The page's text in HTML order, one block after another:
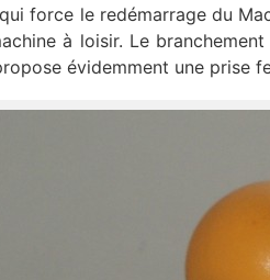
force le redémarrage du
à loisir. Le
évidemment une prise